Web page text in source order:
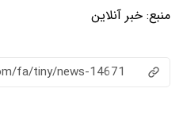
منبع: خبر آنلاین
fa/tiny/news-14671